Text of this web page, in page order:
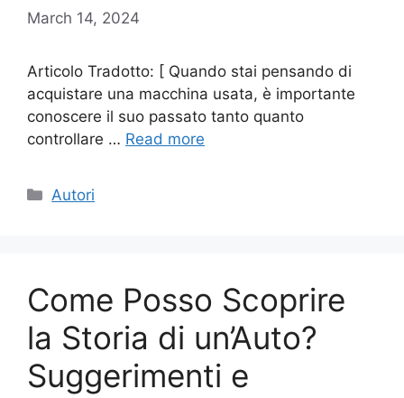
March 14, 2024
Articolo Tradotto: [ Quando stai pensando di
acquistare una macchina usata, è importante
conoscere il suo passato tanto quanto
controllare … Read more
Categories
Autori
Come Posso Scoprire
la Storia di un’Auto?
Suggerimenti e